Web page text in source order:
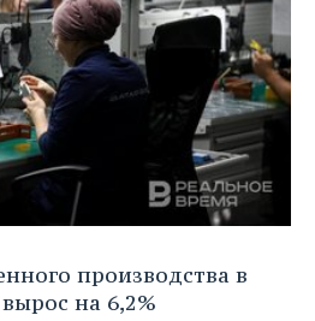
производства в
на 6,2%